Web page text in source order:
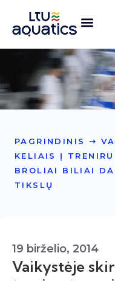
PAGRINDINIS ➝
KELIAIS Į
BROLIAI BILIAI
TIKSLŲ
19 birželio, 2014
Vaikystėje